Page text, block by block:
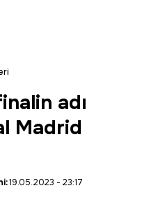
adı
Madrid
19.05.2023 - 23:17